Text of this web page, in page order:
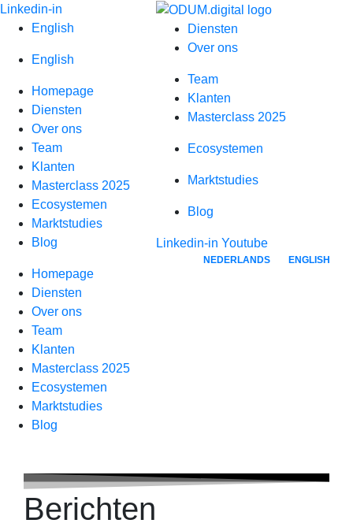
Spring
naar
Diensten
Over ons
Team
Klanten
Masterclass 2025
Ecosystemen
Marktstudies
Blog
Linkedin-in Youtube
NEDERLANDS ENGLISH
Linkedin-in
English
English
Homepage
Diensten
Over ons
Team
Klanten
Masterclass 2025
Ecosystemen
Marktstudies
Blog
Homepage
Diensten
Over ons
Team
Klanten
Masterclass 2025
Ecosystemen
Marktstudies
Blog
Berichten